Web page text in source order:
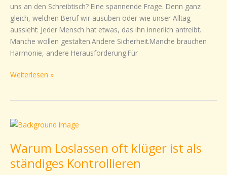
uns an den Schreibtisch? Eine spannende Frage. Denn ganz
gleich, welchen Beruf wir ausüben oder wie unser Alltag
aussieht: Jeder Mensch hat etwas, das ihn innerlich antreibt.
Manche wollen gestalten.Andere Sicherheit.Manche brauchen
Harmonie, andere Herausforderung.Für
Weiterlesen »
Warum Loslassen oft klüger ist als
ständiges Kontrollieren
Warum
oft
klüger
ist